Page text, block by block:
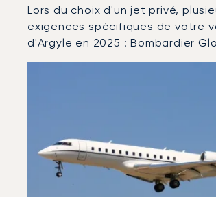
Lors du choix d'un jet privé,
exigences spécifiques de votre
d'Argyle en 2025 : Bombardier
Aéroport international d'Argyle :